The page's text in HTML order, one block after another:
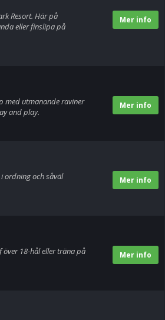
Mer info
Resort. Här på
eller finslipa på
Mer info
med utmanande raviner
and play.
Mer info
ordning och såväl
Mer info
18-hål eller träna på